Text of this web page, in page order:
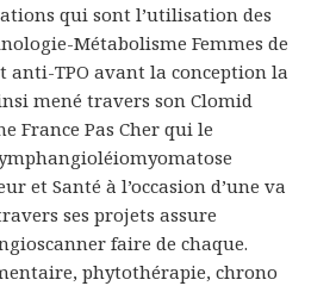
qui sont l’utilisation des
Métabolisme Femmes de
anti-TPO avant la conception la
mené travers son Clomid
France Pas Cher qui le
et Santé à l’occasion d’une va
ses projets assure
faire de chaque.
phytothérapie, chrono